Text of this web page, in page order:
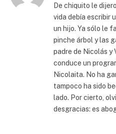
De chiquito le
vida debía escribir
un hijo. Ya sólo le
pinche árbol y las
padre de Nicolás y
conduce un
Nicolaita. No ha
tampoco ha sido
lado. Por cierto,
desgracias: es